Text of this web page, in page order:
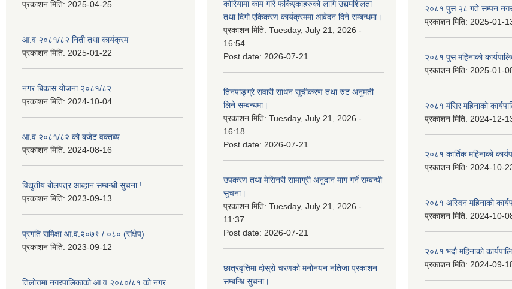
प्रकाशन मिति: 2025-04-25
आ.व २०८१/८२ निती तथा कार्यक्रम
प्रकाशन मिति: 2025-01-22
नगर बिकास योजना २०८१/८२
प्रकाशन मिति: 2024-10-04
आ.व २०८१/८२ को बजेट वक्तब्य
प्रकाशन मिति: 2024-08-16
विद्युतीय बोलपत्र आब्हान सम्बन्धी सुचना !
प्रकाशन मिति: 2023-09-13
प्रगति समिक्षा आ.व.२०७९ / ०८० (संक्षेप)
प्रकाशन मिति: 2023-09-12
तिलोत्तमा नगरपालिकाको आ.व.२०८०/८१ को नगर
कोरियामा काम गरि फर्किएकाहरुको लागि उद्यमशिलता
तथा दिगो एकिकरण कार्यक्रममा आबेदन दिने सम्बन्धमा।
प्रकाशन मिति: Tuesday, July 21, 2026 -
16:54
Post date: 2026-07-21
तिनपाङ्ग्रे सवारी साधन सूचीकरण तथा रुट अनुमती
लिने सम्बन्धमा।
प्रकाशन मिति: Tuesday, July 21, 2026 -
16:18
Post date: 2026-07-21
उपकरण तथा मेसिनरी सामाग्री अनुदान माग गर्ने सम्बन्धी
सुचना।
प्रकाशन मिति: Tuesday, July 21, 2026 -
11:37
Post date: 2026-07-21
छात्रवृत्तिमा दोस्रो चरणको मनोनयन नतिजा प्रकाशन
सम्बन्धि सुचना।
२०८१ पुस २८ गते सम्प‍न नगर
प्रकाशन मिति: 2025-01-
२०८१ पुस महिनाको
प्रकाशन मिति: 2025-01-
२०८१ मंसिर महिनाको
प्रकाशन मिति: 2024-12-
२०८१ कार्तिक महिनाको
प्रकाशन मिति: 2024-10-
२०८१ अस्विन महिनाको
प्रकाशन मिति: 2024-10-
२०८१ भदौ महिनाको
प्रकाशन मिति: 2024-09-